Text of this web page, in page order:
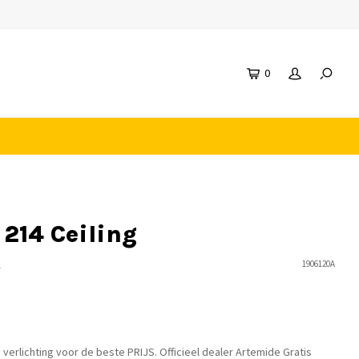
0
Ceiling
1906120A
voor de beste PRIJS. Officieel dealer Artemide Gratis